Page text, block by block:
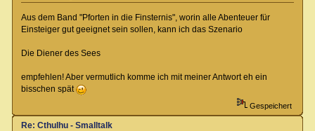
Aus dem Band "Pforten in die Finsternis", worin alle Abenteuer für
Einsteiger gut geeignet sein sollen, kann ich das Szenario
Die Diener des Sees
empfehlen! Aber vermutlich komme ich mit meiner Antwort eh ein
bisschen spät
Gespeichert
Re: Cthulhu - Smalltalk